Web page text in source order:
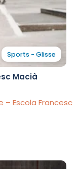
Sports - Glisse
Macià
– Escola Francesc